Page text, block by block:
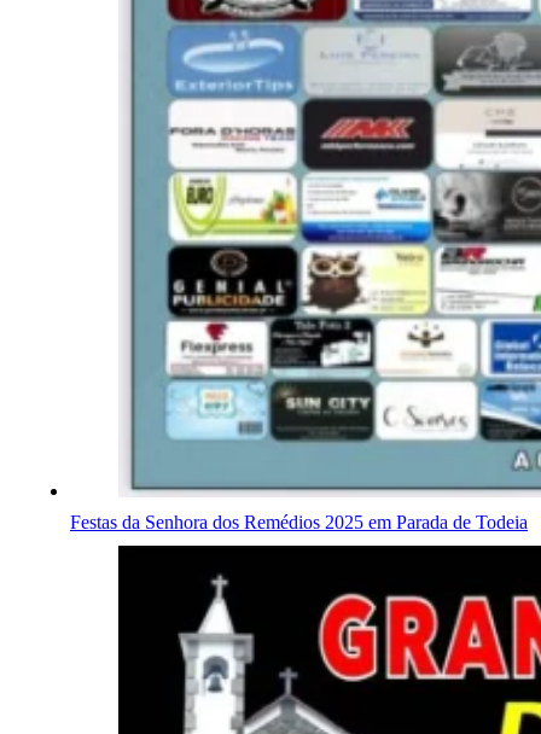
Festas da Senhora dos Remédios 2025 em Parada de Todeia